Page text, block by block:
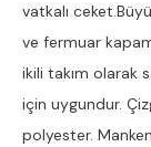
vatkalı
ve fermuar
ikili takım olarak
için uygundur.
polyester.